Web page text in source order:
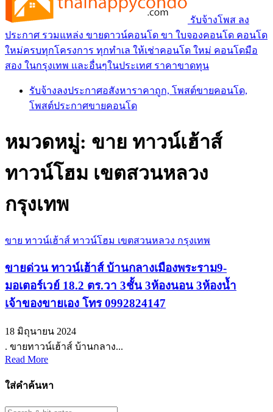
รับจ้างโพส ลง
ประกาศ รวมแหล่ง ขายดาวน์คอนโด ขา ใบจองคอนโด คอนโด
ใหม่ครบทุกโครงการ ทุกทำเล ให้เช่าคอนโด ใหม่ คอนโดมือ
สอง ในกรุงเทพ และอื่นๆในประเทศ ราคาขาดทุน
รับจ้างลงประกาศอสังหาราคาถูก, โพสต์ขายคอนโด,
โพสต์ประกาศขายคอนโด
หมวดหมู่: ขาย ทาวน์เฮ้าส์
ทาวน์โฮม เขตสวนหลวง
กรุงเทพ
ขาย ทาวน์เฮ้าส์ ทาวน์โฮม เขตสวนหลวง กรุงเทพ
ขายด่วน ทาวน์เฮ้าส์ บ้านกลางเมืองพระราม9-
มอเตอร์เวย์ 18.2 ตร.วา 3ชั้น 3ห้องนอน 3ห้องน้ำ
เจ้าของขายเอง โทร 0992824147
18 มิถุนายน 2024
. ขายทาวน์เฮ้าส์ บ้านกลาง...
Read More
ใส่คำค้นหา